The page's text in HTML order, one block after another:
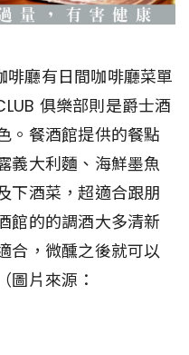
廳有日間咖啡廳菜單
俱樂部則是爵士酒
。餐酒館提供的餐點
義大利麵、海鮮墨魚
下酒菜，超適合跟朋
館的的調酒大多清新
合，微醺之後就可以
圖片來源：